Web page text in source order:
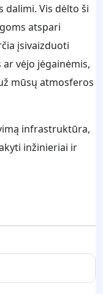
dalimi. Vis dėlto ši
atspari
įsivaizduoti
vėjo jėgainėmis,
mūsų atmosferos
infrastruktūra,
inžinieriai ir